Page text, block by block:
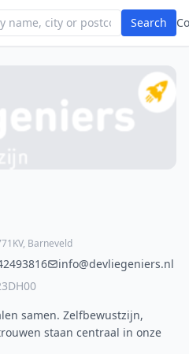
Search
Barneveld
info@devliegeniers.nl
samen. Zelfbewustzijn,
staan centraal in onze